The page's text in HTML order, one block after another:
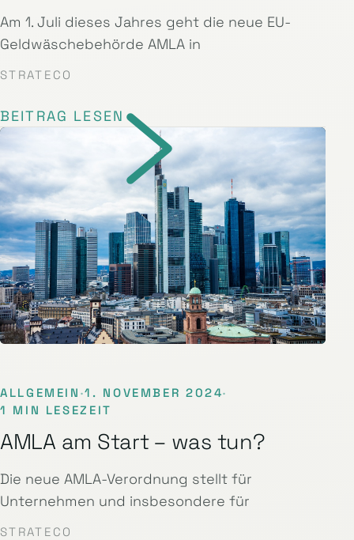
Am 1. Juli dieses Jahres geht die neue EU-
Geldwäschebehörde AMLA in
STRATECO
BEITRAG LESEN
ALLGEMEIN ·1. NOVEMBER 2024·
1 MIN LESEZEIT
AMLA am Start – was tun?
Die neue AMLA-Verordnung stellt für
Unternehmen und insbesondere für
STRATECO